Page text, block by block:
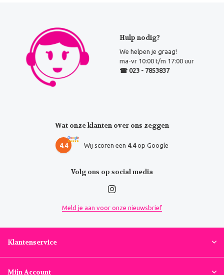
Hulp nodig?
We helpen je graag!
ma-vr 10:00 t/m 17:00 uur
☎ 023 - 7853837
Wat onze klanten over ons zeggen
4.4 Wij scoren een 4.4op Google
Volg ons op social media
Meld je aan voor onze nieuwsbrief
Klantenservice
Mijn Account